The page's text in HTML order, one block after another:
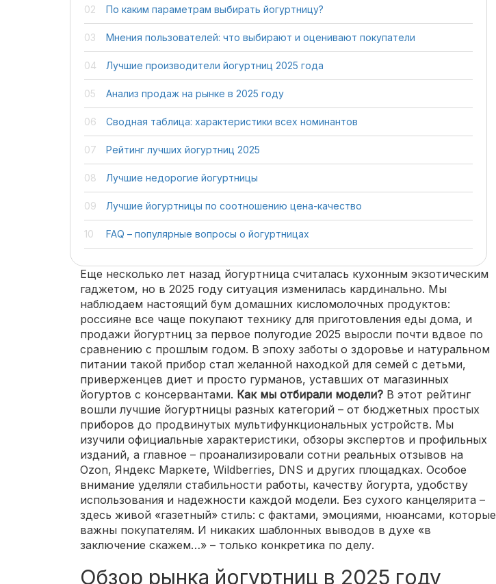
По каким параметрам выбирать йогуртницу?
Мнения пользователей: что выбирают и оценивают покупатели
Лучшие производители йогуртниц 2025 года
Анализ продаж на рынке в 2025 году
Сводная таблица: характеристики всех номинантов
Рейтинг лучших йогуртниц 2025
Лучшие недорогие йогуртницы
Лучшие йогуртницы по соотношению цена-качество
FAQ – популярные вопросы о йогуртницах
Еще несколько лет назад йогуртница считалась кухонным экзотическим
гаджетом, но в 2025 году ситуация изменилась кардинально. Мы
наблюдаем настоящий бум домашних кисломолочных продуктов:
россияне все чаще покупают технику для приготовления еды дома, и
продажи йогуртниц за первое полугодие 2025 выросли почти вдвое по
сравнению с прошлым годом. В эпоху заботы о здоровье и натуральном
питании такой прибор стал желанной находкой для семей с детьми,
приверженцев диет и просто гурманов, уставших от магазинных
йогуртов с консервантами. Как мы отбирали модели? В этот рейтинг
вошли лучшие йогуртницы разных категорий – от бюджетных простых
приборов до продвинутых мультифункциональных устройств. Мы
изучили официальные характеристики, обзоры экспертов и профильных
изданий, а главное – проанализировали сотни реальных отзывов на
Ozon, Яндекс Маркете, Wildberries, DNS и других площадках. Особое
внимание уделяли стабильности работы, качеству йогурта, удобству
использования и надежности каждой модели. Без сухого канцелярита –
здесь живой «газетный» стиль: с фактами, эмоциями, нюансами, которые
важны покупателям. И никаких шаблонных выводов в духе «в
заключение скажем…» – только конкретика по делу.
Обзор рынка йогуртниц в 2025 году